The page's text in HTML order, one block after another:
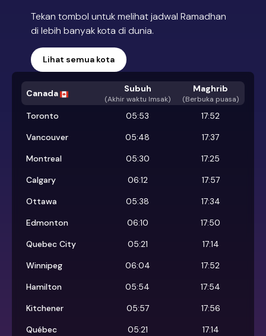
Tekan tombol untuk melihat jadwal Ramadhan
di lebih banyak kota di dunia.
Lihat semua kota
Canada Subuh
(Akhir waktu Imsak)
Maghrib
(Berbuka puasa)
Toronto 05:53
17:52
Vancouver
05:48
17:37
Montreal
05:30
17:25
Calgary
06:12
17:57
Ottawa
05:38
17:34
Edmonton
06:10
17:50
Quebec City
05:21
17:14
Winnipeg
06:04
17:52
Hamilton
05:54
17:54
Kitchener
05:57
17:56
Québec
05:21
17:14